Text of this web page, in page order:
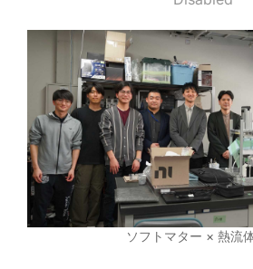
ソフトマター × 熱流